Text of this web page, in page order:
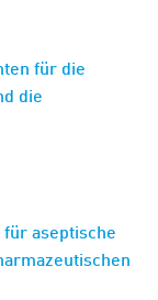
für die
die
aseptische